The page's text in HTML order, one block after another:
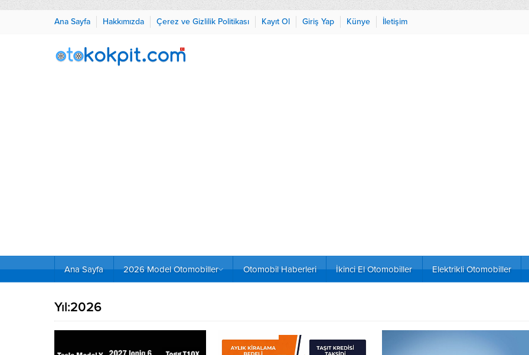
Ana Sayfa Hakkımızda Çerez ve Gizlilik Politikası Kayıt Ol Giriş Yap Künye İletişim
Ana Sayfa 2026 Model Otomobiller Otomobil Haberleri İkinci El Otomobiller Elektrikli Otomobiller
Yıl:2026